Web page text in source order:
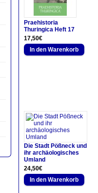
Praehistoria
Thuringica Heft 17
17,50€
Die Stadt Pößneck und
ihr archäologisches
Umland
24,50€